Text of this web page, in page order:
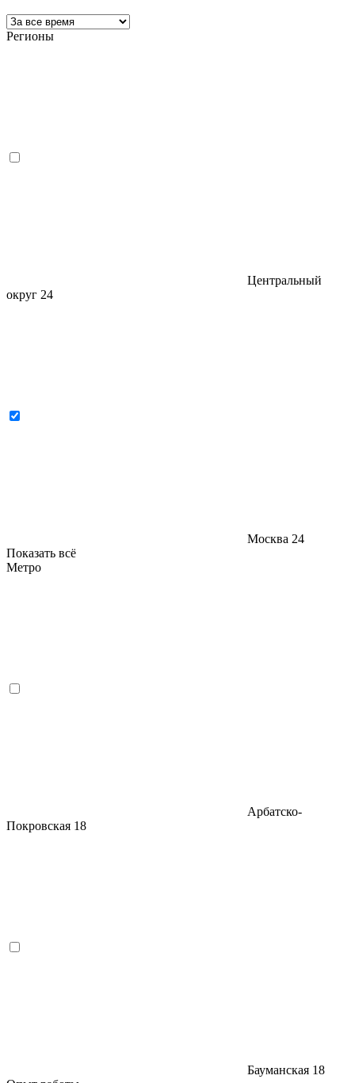
Регионы
Центральный
округ 24
Москва 24
Показать всё
Метро
Арбатско-
Покровская 18
Бауманская 18